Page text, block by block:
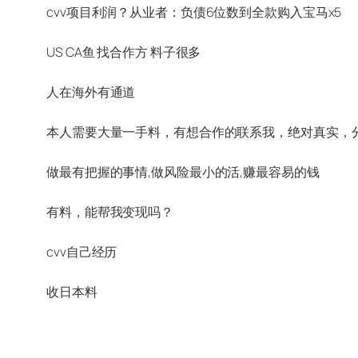
cvv项目利润？从业者：负债6位数到全款购入宝马x5
US CA鱼 找合作方 料子很多
人在海外有通道
本人需要大量一手料，有想合作的联系我，绝对真实，
做最有把握的事情,做风险最小的活,赚最容易的钱
有料，能帮我变现吗？
cvv自己经历
收日本料